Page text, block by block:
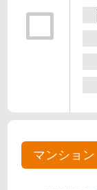
マンション